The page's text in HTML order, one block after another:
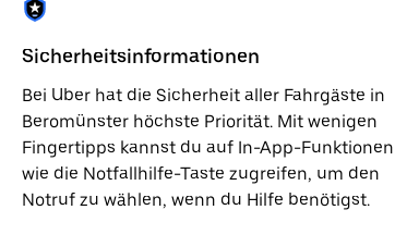
Sicherheitsinformationen
Bei Uber hat die Sicherheit aller Fahrgäste in
Beromünster höchste Priorität. Mit wenigen
Fingertipps kannst du auf In-App-Funktionen
wie die Notfallhilfe-Taste zugreifen, um den
Notruf zu wählen, wenn du Hilfe benötigst.